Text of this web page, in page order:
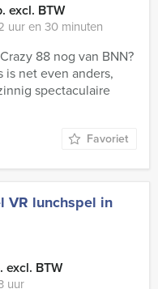
excl. BTW
uur en 30 minuten
88 nog van BNN?
is net even anders,
spectaculaire
Favoriet
VR lunchspel in
excl. BTW
uur